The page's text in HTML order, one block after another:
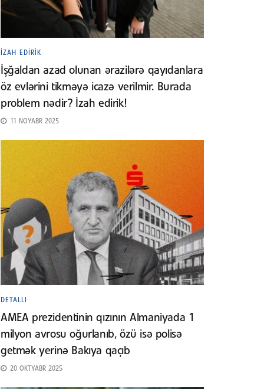
İZAH EDIRIK
İşğaldan azad olunan ərazilərə qayıdanlara
öz evlərini tikməyə icazə verilmir. Burada
problem nədir? İzah edirik!
11 NOYABR 2025
DETALLI
AMEA prezidentinin qızının Almaniyada 1
milyon avrosu oğurlanıb, özü isə polisə
getmək yerinə Bakıya qaçıb
20 OKTYABR 2025